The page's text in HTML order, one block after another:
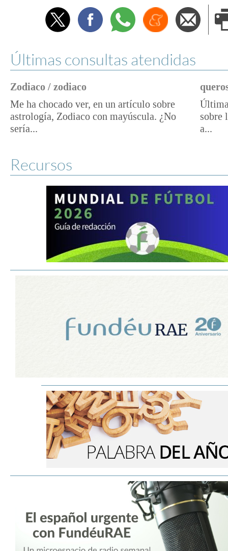
TwitterFacebookWhatsappMenéame
Últimas consultas atendidas
Zodiaco / zodiaco
Me ha chocado ver, en un artículo sobre
astrología, Zodiaco con mayúscula. ¿No
sería...
sobre
a...
Recursos